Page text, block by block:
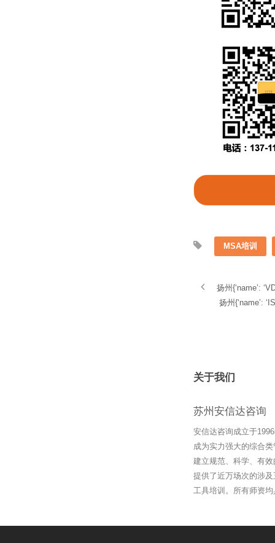
MSA培训
扬州{‘name’:
扬州{‘name’:
关于我们
苏州安信达咨询
安信达咨询成立于
成为实力强大的综合
建立规范、科学、有
提供了近万场次的涉
工具培训。所有师资